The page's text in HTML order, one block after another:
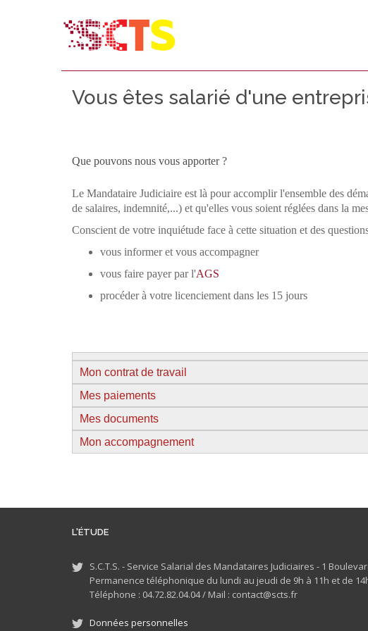
Vous êtes salarié d'une
Que pouvons nous vous apporter ?
Le Mandataire Judiciaire est là pour accomplir l'ensemble des
de salaires, indemnité,...) et qu'elles vous soient réglées dans la
Conscient de votre inquiétude face à cette situation et des
vous informer et vous accompagner
vous faire payer par l'AGS
procéder à votre licenciement dans les 15 jours
Mon contrat de travail
Mes paiements
Mes documents
Mon accompagnement
L'ÉTUDE
S.C.T.S. - Service Salarial des Mandataires Judiciaires - 1
Permanence téléphonique du lundi au jeudi de 9h à 11h et de
Téléphone : 04.72.82.04.04 / Mail : contact@scts.fr
Données personnelles